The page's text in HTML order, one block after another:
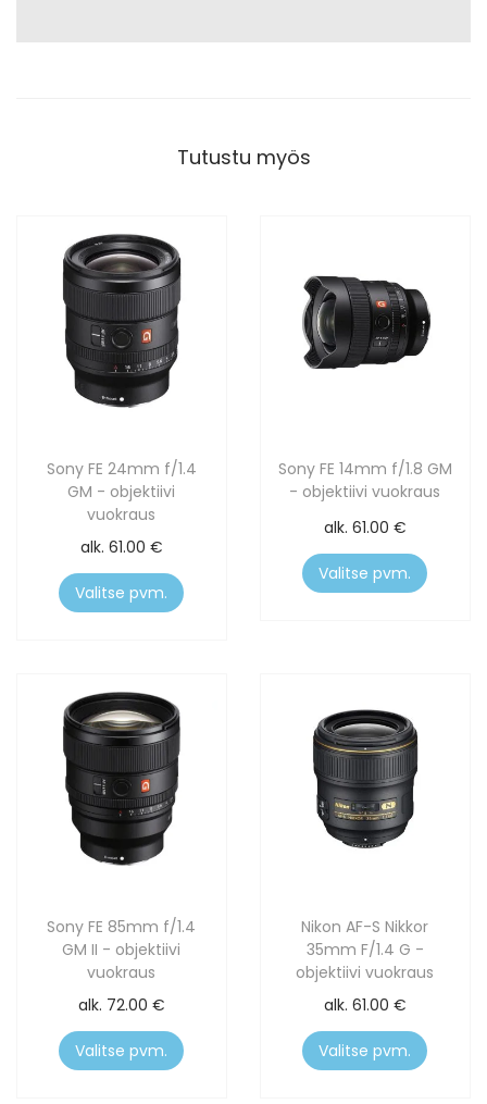
Tutustu myös
Sony FE 24mm f/1.4
GM - objektiivi
vuokraus
alk. 61.00 €
Valitse pvm.
Sony FE 14mm f/1.8 GM
- objektiivi vuokraus
alk. 61.00 €
Valitse pvm.
Sony FE 85mm f/1.4
GM II - objektiivi
vuokraus
alk. 72.00 €
Valitse pvm.
Nikon AF-S Nikkor
35mm F/1.4 G -
objektiivi vuokraus
alk. 61.00 €
Valitse pvm.